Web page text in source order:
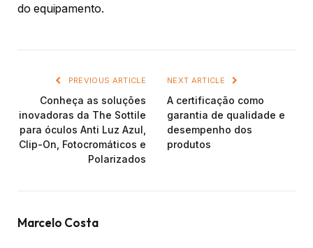
do equipamento.
PREVIOUS ARTICLE
Conheça as soluções
inovadoras da The Sottile
para óculos Anti Luz Azul,
Clip-On, Fotocromáticos e
Polarizados
NEXT ARTICLE
A certificação como
garantia de qualidade e
desempenho dos
produtos
Marcelo Costa